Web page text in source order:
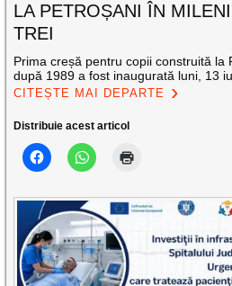
LA PETROȘANI ÎN
TREI
Prima creșă pentru copii construită la
după 1989 a fost inaugurată luni, 13
CITEȘTE MAI DEPARTE
Distribuie acest articol